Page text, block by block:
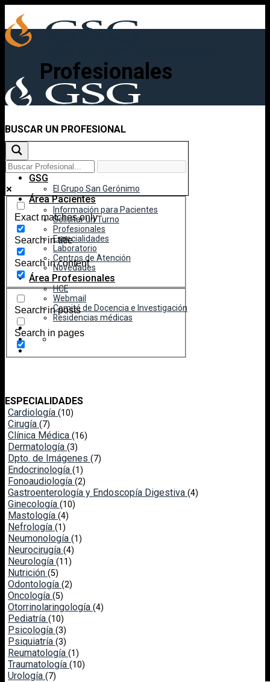
content
Inicio
GSG
El Grupo San Gerónimo
Área Pacientes
Información para Pacientes
Solicitar un Turno
Profesionales
Especialidades
Laboratorio
Centros de Atención
Novedades
Área Profesionales
HCE
Webmail
Comité de Docencia e Investigación
Residencias médicas
Profesionales
BUSCAR UN PROFESIONAL
Exact matches only
Search in title
Search in content
Search in posts
Search in pages
ESPECIALIDADES
Cardiología (10)
Cirugía (7)
Clínica Médica (16)
Dermatología (3)
Dpto. de Imágenes (7)
Endocrinología (1)
Fonoaudiología (2)
Gastroenterología y Endoscopía Digestiva (4)
Ginecología (10)
Mastología (4)
Nefrología (1)
Neumonología (1)
Neurocirugía (4)
Neurología (11)
Nutrición (5)
Odontología (2)
Oncología (5)
Otorrinolaringología (4)
Pediatría (10)
Psicología (3)
Psiquiatría (3)
Reumatología (1)
Traumatología (10)
Urología (7)